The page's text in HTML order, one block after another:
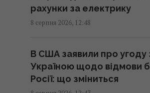
Нові рішення Нацбанку
дозволять бізнесу
13:12 субота, 08 серпня 2026
Денисенко зізналася,
рахунки за електрику
8 серпня 2026, 12:48
В США заявили про угоду
Україною щодо відмови
Росії: що зміниться